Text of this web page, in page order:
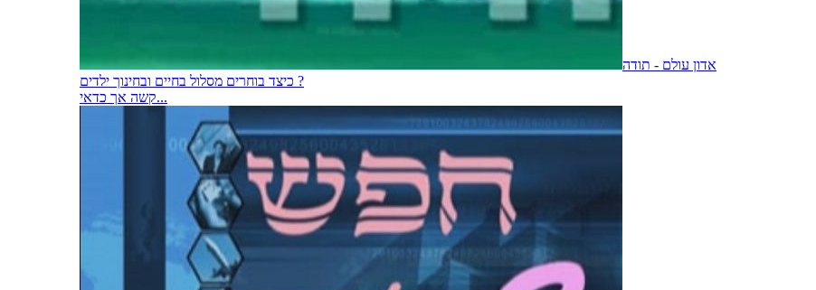
אדון עולם - תודה
כיצד בוחרים מסלול בחיים ובחינוך ילדים ?
קשה אך כדאי...